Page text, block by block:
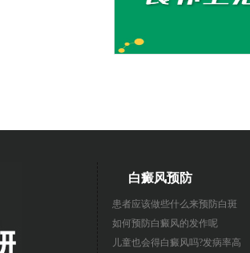
白癜风预防
患者应该做些什么来预防白斑
如何预防白癜风的发作呢
儿童也会得白癜风吗?发病率高